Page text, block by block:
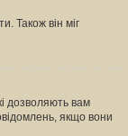
Також він міг
дозволяють вам
якщо вони